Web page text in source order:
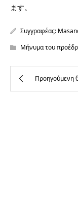
ます。
Συγγραφέας:
Μήνυμα του